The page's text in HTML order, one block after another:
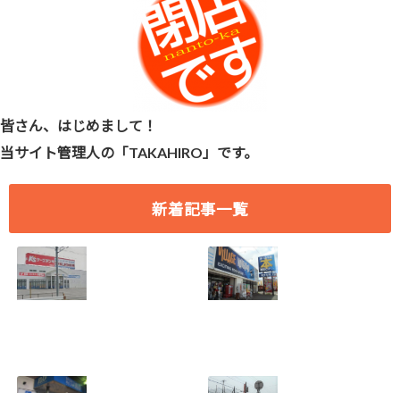
皆さん、はじめまして！
当サイト管理人の「TAKAHIRO」です。
新着記事一覧
2018年7月29日
ード刈谷店 2018年